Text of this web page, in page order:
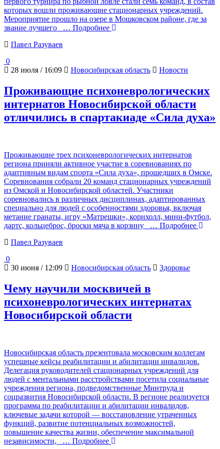
которых вошли проживающие стационарных учреждений.
Мероприятие прошло на озере в Мошковском районе, где за
звание лучшего
… Подробнее
Павел Разуваев
0
28 июля / 16:09
Новосибирская область Новости
Проживающие психоневрологических
интернатов Новосибирской области
отличились в спартакиаде «Сила духа»
Проживающие трех психоневрологических интернатов
региона приняли активное участие в соревнованиях по
адаптивным видам спорта «Сила духа», прошедших в Омске.
Соревнования собрали 20 команд стационарных учреждений
из Омской и Новосибирской областей. Участники
соревновались в различных дисциплинах, адаптированных
специально для людей с особенностями здоровья, включая
метание гранаты, игру «Матрешки», корнхолл, мини-футбол,
дартс, кольцеброс, броски мяча в корзину
… Подробнее
Павел Разуваев
0
30 июня / 12:09
Новосибирская область Здоровье
Чему научили москвичей в
психоневрологических интернатах
Новосибирской области
Новосибирская область презентовала московским коллегам
успешные кейсы реабилитации и абилитации инвалидов.
Делегация руководителей стационарных учреждений для
людей с ментальными расстройствами посетила социальные
учреждения региона, подведомственные Минтруда и
соцразвития Новосибирской области. В регионе реализуется
программа по реабилитации и абилитации инвалидов,
ключевые задачи которой — восстановление утраченных
функций, развитие потенциальных возможностей,
повышение качества жизни, обеспечение максимальной
независимости,
… Подробнее